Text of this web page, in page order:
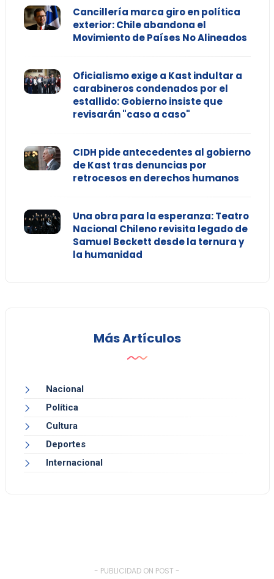
Cancillería marca giro en política
exterior: Chile abandona el
Movimiento de Países No Alineados
Oficialismo exige a Kast indultar a
carabineros condenados por el
estallido: Gobierno insiste que
revisarán "caso a caso"
CIDH pide antecedentes al gobierno
de Kast tras denuncias por
retrocesos en derechos humanos
Una obra para la esperanza: Teatro
Nacional Chileno revisita legado de
Samuel Beckett desde la ternura y
la humanidad
Más Artículos
Nacional
Política
Cultura
Deportes
Internacional
- PUBLICIDAD ON POST -